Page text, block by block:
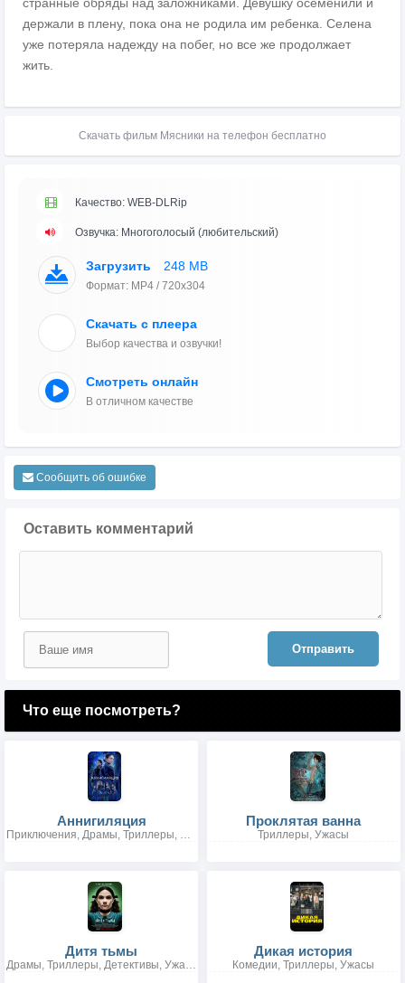
держали в плену, пока она не родила им ребенка. Селена
уже потеряла надежду на побег, но все же продолжает
жить.
Скачать фильм Мясники на телефон бесплатно
Качество: WEB-DLRip
Озвучка: Многоголосый (любительский)
Загрузить 248 MB
Формат: MP4 / 720x304
Скачать с плеера
Выбор качества и озвучки!
Смотреть онлайн
В отличном качестве
Сообщить об ошибке
Оставить комментарий
Отправить
Что еще посмотреть?
Аннигиляция
Приключения, Драмы, Триллеры, Детективы, Ужасы, Фантастика
Проклятая ванна
Триллеры, Ужасы
Дитя тьмы
Драмы, Триллеры, Детективы, Ужасы
Дикая история
Комедии, Триллеры, Ужасы